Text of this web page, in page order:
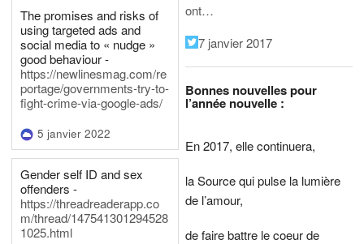
The promises and risks of
using targeted ads and
social media to « nudge »
good behaviour -
https://newlinesmag.com/re
portage/governments-try-to-
fight-crime-via-google-ads/
5 janvier 2022
Gender self ID and sex
offenders -
https://threadreaderapp.co
m/thread/147541301294528
1025.html
ont…
7 janvier 2017
Bonnes nouvelles pour
l’année nouvelle :
En 2017, elle continuera,
la Source qui pulse la lumière
de l’amour,
de faire battre le coeur de